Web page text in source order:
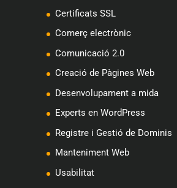
Certificats SSL
Comerç electrònic
Comunicació 2.0
Creació de Pàgines Web
Desenvolupament a mida
Experts en WordPress
Registre i Gestió de Dominis
Manteniment Web
Usabilitat